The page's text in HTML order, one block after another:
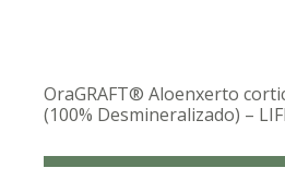
OraGRAFT® Aloenxerto
(100% Desmineralizado) –